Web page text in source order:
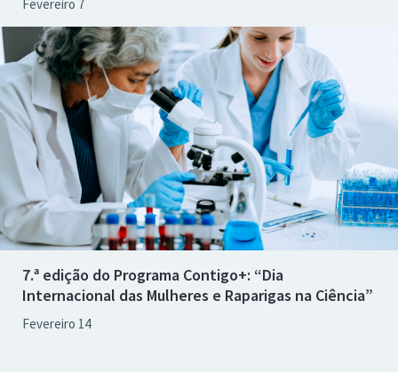
Fevereiro 7
7.ª edição do Programa Contigo+: “Dia
Internacional das Mulheres e Raparigas na Ciência”
Fevereiro 14